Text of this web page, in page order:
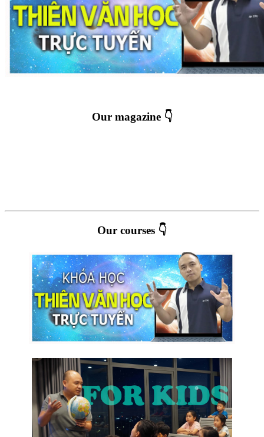
Our magazine 👇
Our courses 👇